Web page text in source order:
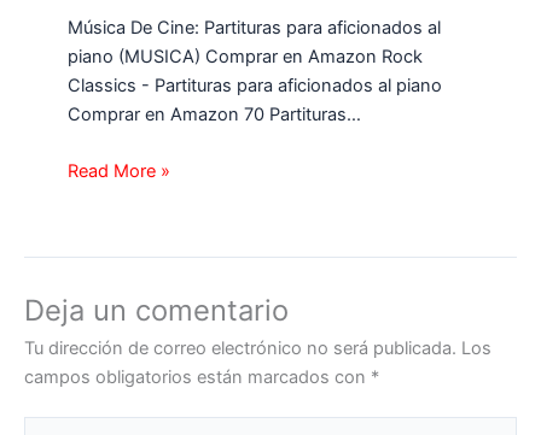
Música De Cine: Partituras para aficionados al
piano (MUSICA) Comprar en Amazon Rock
Classics - Partituras para aficionados al piano
Comprar en Amazon 70 Partituras…
Read More »
Deja un comentario
Tu dirección de correo electrónico no será publicada. Los
campos obligatorios están marcados con *